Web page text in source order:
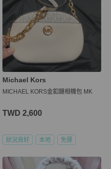
Michael Kors
MICHAEL KORS金釦鏈相機包 MK
TWD 2,600
狀況良好 本地 免運